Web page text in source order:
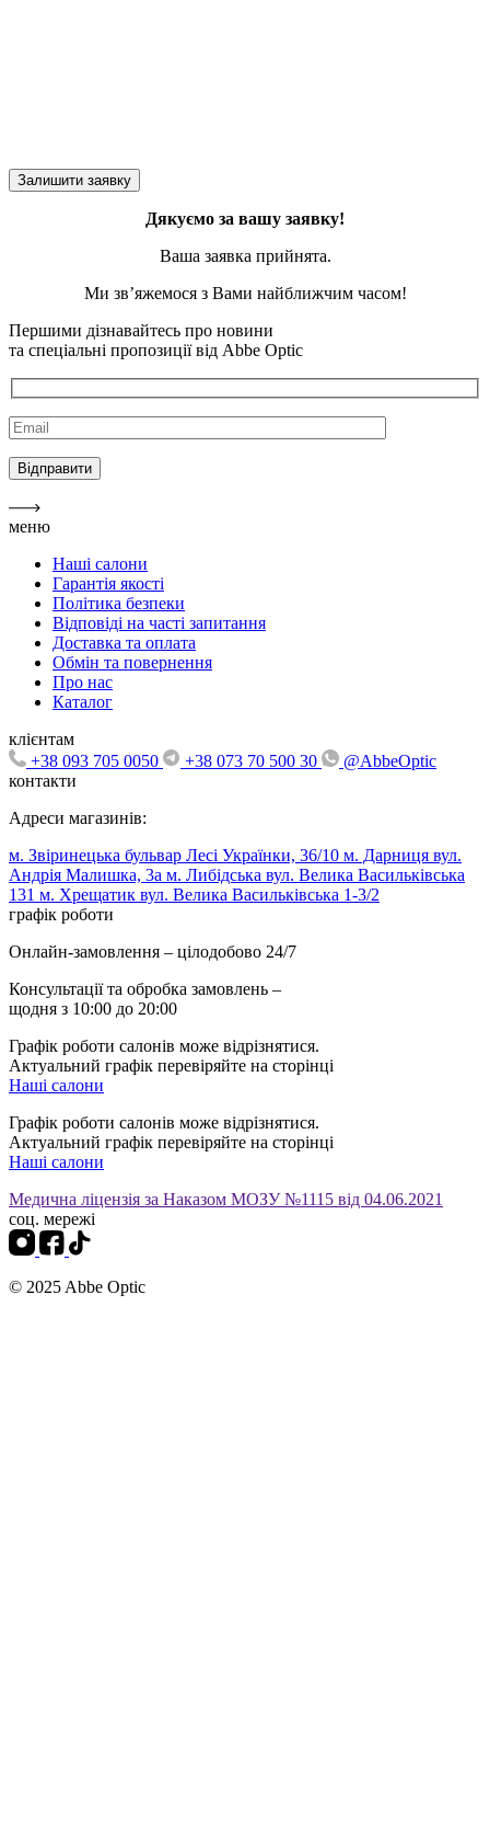
Дякуємо за вашу заявку!
Ваша заявка прийнята.
Ми зв’яжемося з Вами найближчим часом!
Першими дізнавайтесь про новини
та спеціальні пропозиції від Abbe Optic
меню
Наші салони
Гарантія якості
Політика безпеки
Відповіді на часті запитання
Доставка та оплата
Обмін та повернення
Про нас
Каталог
клієнтам
+38 093 705 0050
+38 073 70 500 30
@AbbeOptic
контакти
Адреси магазинів:
м. Звіринецька бульвар Лесі Українки, 36/10 м. Дарниця вул.
Андрія Малишка, 3а м. Либідська вул. Велика Васильківська
131 м. Хрещатик вул. Велика Васильківська 1-3/2
графік роботи
Онлайн-замовлення – цілодобово 24/7
Консультації та обробка замовлень –
щодня з 10:00 до 20:00
Графік роботи салонів може відрізнятися.
Актуальний графік перевіряйте на сторінці
Наші салони
Графік роботи салонів може відрізнятися.
Актуальний графік перевіряйте на сторінці
Наші салони
Медична ліцензія за Наказом МОЗУ №1115 від 04.06.2021
соц. мережі
© 2025 Abbe Optic